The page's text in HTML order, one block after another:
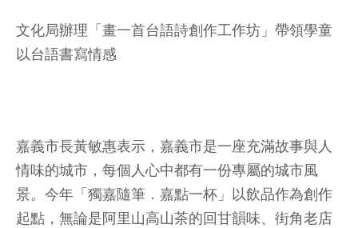
文化局辦理「畫一首台語詩創作工作坊」帶領學童
以台語書寫情感
嘉義市長黃敏惠表示，嘉義市是一座充滿故事與人
情味的城市，每個人心中都有一份專屬的城市風
景。今年「獨嘉隨筆．嘉點一杯」以飲品作為創作
起點，無論是阿里山高山茶的回甘韻味、街角老店